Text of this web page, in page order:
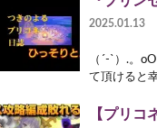
2025.01.13
（´-`）.。
て頂けると
【プリコ